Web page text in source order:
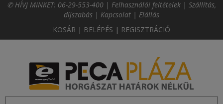
✆ HÍVJ MINKET: 06-29-553-400 | Felhasználói feltételek | Szállítás,
díjszabás | Kapcsolat | Elállás
KOSÁR | BELÉPÉS | REGISZTRÁCIÓ